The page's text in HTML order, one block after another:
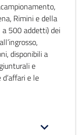
Rimini e della
a 500 addetti) dei
disponibili a
e
e le